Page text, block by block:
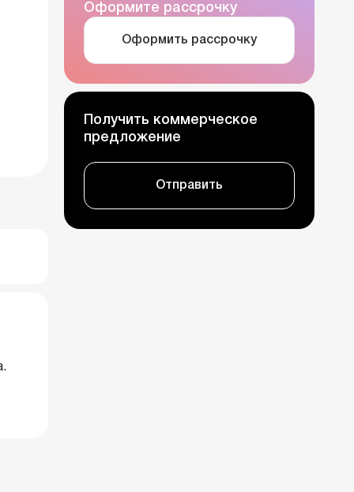
Оформите рассрочку
Оформить рассрочку
Получить коммерческое
предложение
Отправить